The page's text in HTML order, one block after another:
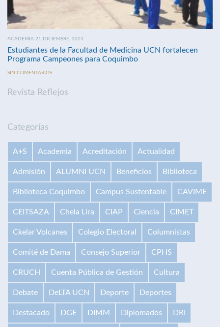
ACADEMIA 21 DICIEMBRE, 2024
Estudiantes de la Facultad de Medicina UCN fortalecen
Programa Campeones para Coquimbo
SIN COMENTARIOS
Revista Reflejos
Categorías
A+S Academia Acreditación Actualidad
Admisión ALUMNI UCN Beneficios Biblioteca
Biblioteca Coquimbo Campus Sustentable CAVIME
CEITSAZA Chela Lira CIAP Ciencia CIMET
Ckelar Volcanes Colegio Electoral Columnistas
Comité de Dama Consejo Superior CPHS
CRUCH Cuenta Pública de Gestión Cultura
Debate DeLTA UCN Deporte Deportes
Destacado DGE DIMM Diplomados DRI